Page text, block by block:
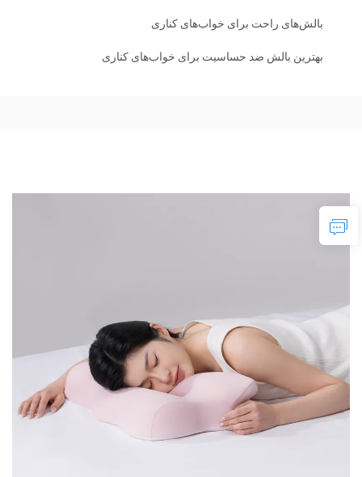
بالش‌های راحت برای خواب‌های کناری
بهترین بالش ضد حساسیت برای خواب‌های کناری